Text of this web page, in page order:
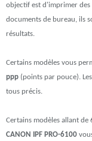
objectif est d'imprimer des
documents de bureau, ils
résultats.
Certains modèles vous
ppp (points par pouce).
tous précis.
Certains modèles allant de
CANON IPF PRO-6100